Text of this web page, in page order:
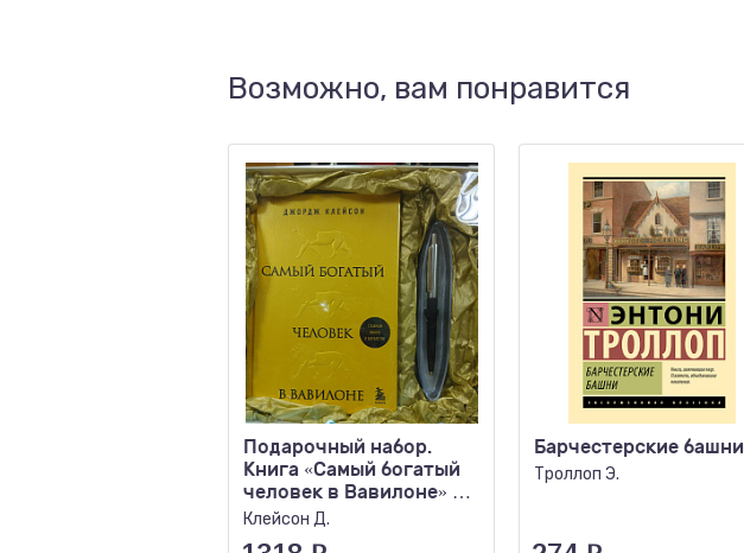
Возможно, вам понравится
Подарочный набор.
Книга «Самый богатый
человек в Вавилоне» +
Ручка шариковая
Клейсон Д.
Барчестерские башни
Троллоп Э.